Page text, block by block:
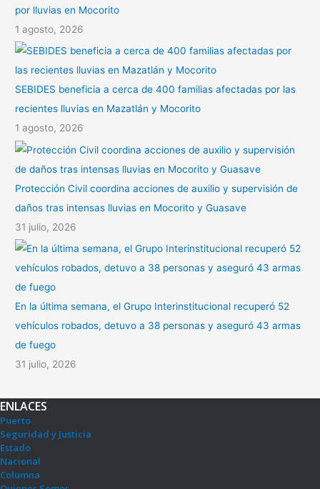
por lluvias en Mocorito
1 agosto, 2026
SEBIDES beneficia a cerca de 400 familias afectadas por las
recientes lluvias en Mazatlán y Mocorito
1 agosto, 2026
Protección Civil coordina acciones de auxilio y supervisión de
daños tras intensas lluvias en Mocorito y Guasave
31 julio, 2026
En la última semana, el Grupo Interinstitucional recuperó 52
vehículos robados, detuvo a 38 personas y aseguró 43 armas
de fuego
31 julio, 2026
ENLACES
Puerto
Seguridad y Justicia
Estado
Nacional
Columna